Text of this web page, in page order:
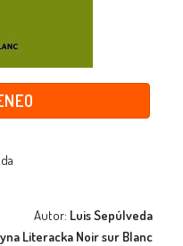
Autor: Luis Sepúlveda
Literacka Noir sur Blanc